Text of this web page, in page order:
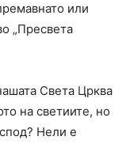
или
„Пресвета
Света Црква
на светиите, но
Нели е